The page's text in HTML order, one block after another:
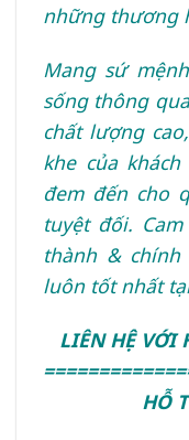
những thương
Mang sứ
sống thông
chất lượng
khe của khách
đem đến cho
tuyệt đối.
thành & chính
luôn tốt nhất
LIÊN HỆ VỚI
HỖ